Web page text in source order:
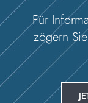
Für
zögern